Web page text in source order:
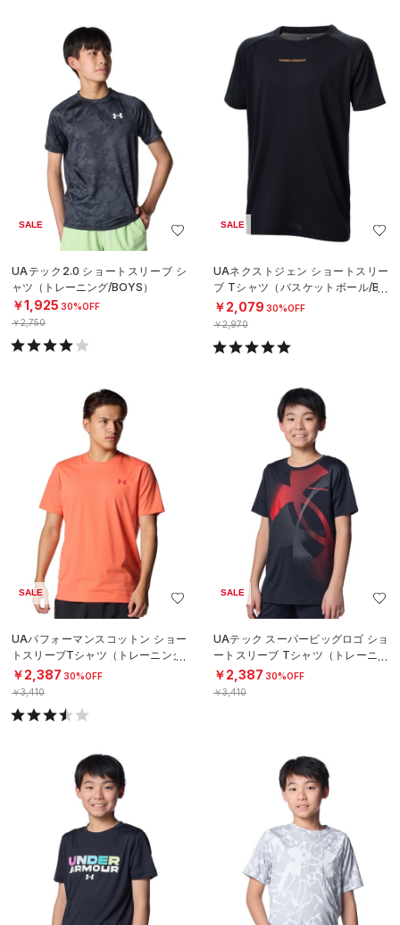
SALE
UAテック2.0 ショートスリーブ シ
ャツ（トレーニング/BOYS）
￥1,925 30%OFF
￥2,750
SALE
UAネクストジェン ショートスリー
ブ Tシャツ（バスケットボール/BO
YS）
￥2,079 30%OFF
￥2,970
SALE
UAパフォーマンスコットン ショー
トスリーブTシャツ（トレーニング/
MEN）
￥2,387 30%OFF
￥3,410
SALE
UAテック スーパービッグロゴ ショ
ートスリーブ Tシャツ（トレーニン
グ/BOYS）
￥2,387 30%OFF
￥3,410